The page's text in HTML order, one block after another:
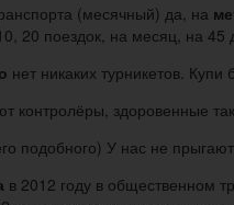
(месячный) да, на
20 поездок, на месяц, на 45
нет никаких турникетов.
контролёры, здоровенные
подобного) У нас не
в 2012 году в общественном